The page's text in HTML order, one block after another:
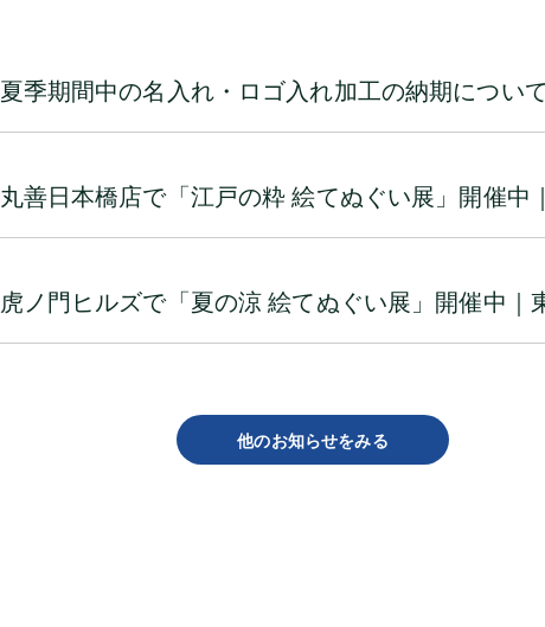
夏季期間中の名入れ・ロゴ入れ加工の納期について
丸善日本橋店で「江戸の粋 絵てぬぐい展」開催中
虎ノ門ヒルズで「夏の涼 絵てぬぐい展」開催中｜
他のお知らせをみる